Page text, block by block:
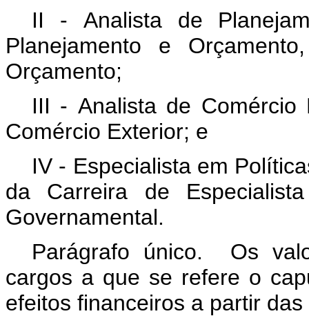
II - Analista de
Planejamento e
Orçamento;
III - Analista de Comércio
Comércio Exterior; e
IV - Especialista em
da Carreira de
Governamental.
Parágrafo único. Os
cargos a que se refere o
efeitos financeiros a partir